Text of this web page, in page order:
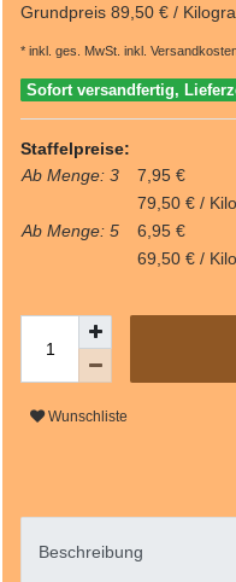
Grundpreis 89,50 € /
* inkl. ges. MwSt. inkl.
Sofort versandfertig,
Staffelpreise:
Ab Menge: 3
7,95 €
79,50 € /
Ab Menge: 5
6,95 €
69,50 € /
Wunschliste
Beschreibung